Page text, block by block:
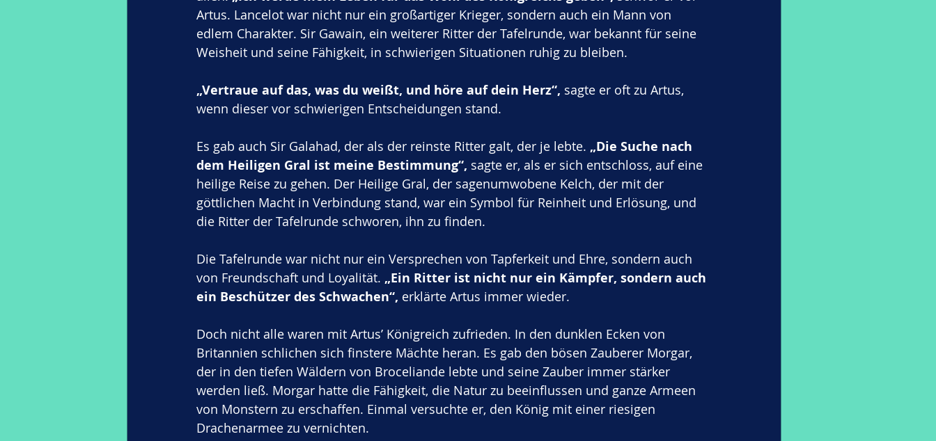
Artus. Lancelot war nicht nur ein großartiger Krieger, sondern auch ein Mann von
edlem Charakter. Sir Gawain, ein weiterer Ritter der Tafelrunde, war bekannt für seine
Weisheit und seine Fähigkeit, in schwierigen Situationen ruhig zu bleiben.
„Vertraue auf das, was du weißt, und höre auf dein Herz“, sagte er oft zu Artus,
wenn dieser vor schwierigen Entscheidungen stand.
Es gab auch Sir Galahad, der als der reinste Ritter galt, der je lebte. „Die Suche nach
dem Heiligen Gral ist meine Bestimmung“, sagte er, als er sich entschloss, auf eine
heilige Reise zu gehen. Der Heilige Gral, der sagenumwobene Kelch, der mit der
göttlichen Macht in Verbindung stand, war ein Symbol für Reinheit und Erlösung, und
die Ritter der Tafelrunde schworen, ihn zu finden.
Die Tafelrunde war nicht nur ein Versprechen von Tapferkeit und Ehre, sondern auch
von Freundschaft und Loyalität. „Ein Ritter ist nicht nur ein Kämpfer, sondern auch
ein Beschützer des Schwachen“, erklärte Artus immer wieder.
Doch nicht alle waren mit Artus’ Königreich zufrieden. In den dunklen Ecken von
Britannien schlichen sich finstere Mächte heran. Es gab den bösen Zauberer Morgar,
der in den tiefen Wäldern von Broceliande lebte und seine Zauber immer stärker
werden ließ. Morgar hatte die Fähigkeit, die Natur zu beeinflussen und ganze Armeen
von Monstern zu erschaffen. Einmal versuchte er, den König mit einer riesigen
Drachenarmee zu vernichten.